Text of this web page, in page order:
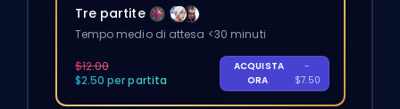
Tre partite
Tempo medio di attesa <30 minuti
$12.00
$2.50 per partita
ACQUISTA
ORA
-
$7.50